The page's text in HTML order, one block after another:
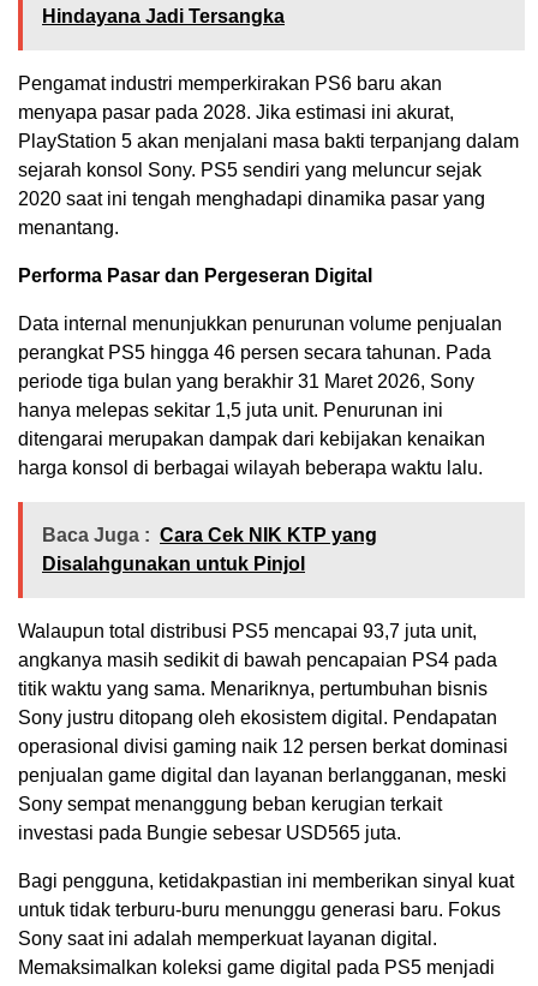
Hindayana Jadi Tersangka
Pengamat industri memperkirakan PS6 baru akan
menyapa pasar pada 2028. Jika estimasi ini akurat,
PlayStation 5 akan menjalani masa bakti terpanjang dalam
sejarah konsol Sony. PS5 sendiri yang meluncur sejak
2020 saat ini tengah menghadapi dinamika pasar yang
menantang.
Performa Pasar dan Pergeseran Digital
Data internal menunjukkan penurunan volume penjualan
perangkat PS5 hingga 46 persen secara tahunan. Pada
periode tiga bulan yang berakhir 31 Maret 2026, Sony
hanya melepas sekitar 1,5 juta unit. Penurunan ini
ditengarai merupakan dampak dari kebijakan kenaikan
harga konsol di berbagai wilayah beberapa waktu lalu.
Baca Juga : Cara Cek NIK KTP yang
Disalahgunakan untuk Pinjol
Walaupun total distribusi PS5 mencapai 93,7 juta unit,
angkanya masih sedikit di bawah pencapaian PS4 pada
titik waktu yang sama. Menariknya, pertumbuhan bisnis
Sony justru ditopang oleh ekosistem digital. Pendapatan
operasional divisi gaming naik 12 persen berkat dominasi
penjualan game digital dan layanan berlangganan, meski
Sony sempat menanggung beban kerugian terkait
investasi pada Bungie sebesar USD565 juta.
Bagi pengguna, ketidakpastian ini memberikan sinyal kuat
untuk tidak terburu-buru menunggu generasi baru. Fokus
Sony saat ini adalah memperkuat layanan digital.
Memaksimalkan koleksi game digital pada PS5 menjadi